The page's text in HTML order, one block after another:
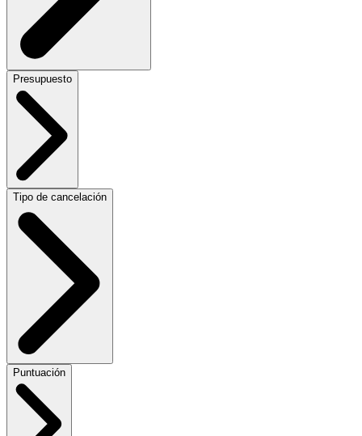
Presupuesto
Tipo de cancelación
Puntuación